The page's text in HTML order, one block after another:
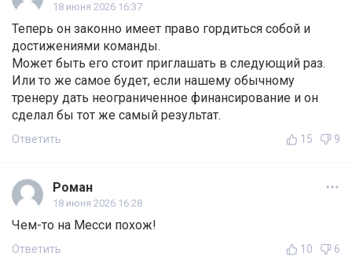
18 июня 2026 16:37
Теперь он законно имеет право гордиться собой и
достижениями команды.
Может быть его стоит приглашать в следующий раз.
Или то же самое будет, если нашему обычному
тренеру дать неограниченное финансирование и он
сделал бы тот же самый результат.
Ответить 15 9
Роман
18 июня 2026 16:28
Чем-то на Месси похож!
Ответить 10 6